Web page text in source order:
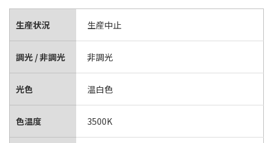
生産状況 生産中止
調光 / 非調光 非調光
光色 温白色
色温度 3500K